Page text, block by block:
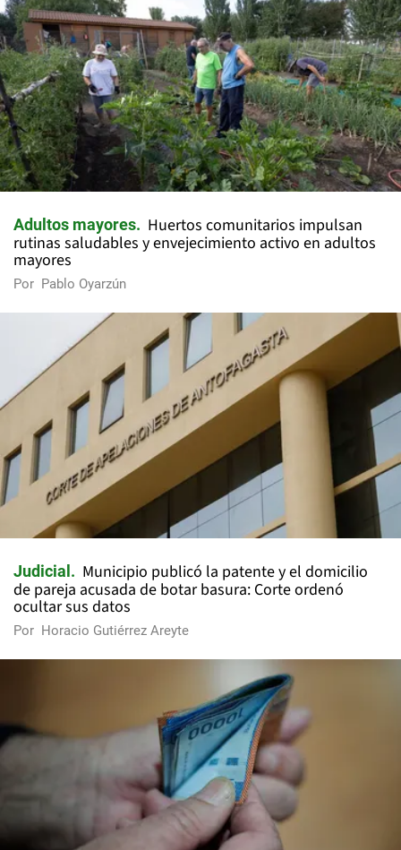
Adultos mayores
Huertos comunitarios impulsan
rutinas saludables y envejecimiento activo en adultos
mayores
Por Pablo Oyarzún
Judicial
Municipio publicó la patente y el domicilio
de pareja acusada de botar basura: Corte ordenó
ocultar sus datos
Por Horacio Gutiérrez Areyte